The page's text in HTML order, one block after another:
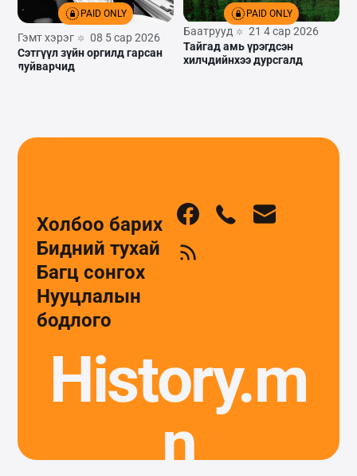
PAID ONLY
Гэмт хэрэг
08 5 сар 2026
Сэтгүүл зүйн оргилд гарсан
луйварчид
PAID ONLY
Баатрууд
21 4 сар 2026
Тайгад амь үрэгдсэн
хилчдийнхээ дурсгалд
Холбоо барих
Бидний тухай
Багц сонгох
Нууцлалын
бодлого
History.m
n